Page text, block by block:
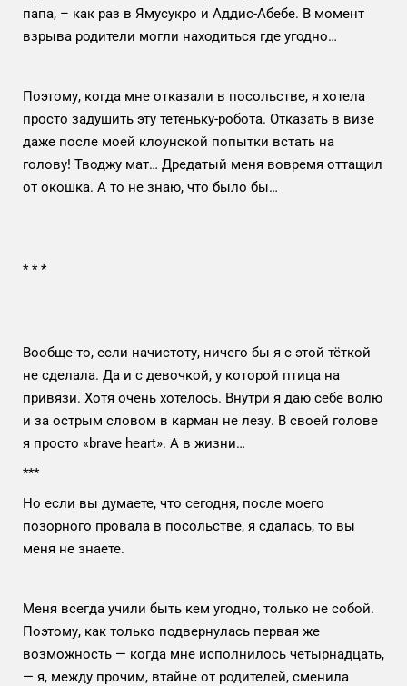
папа, – как раз в Ямусукро и Аддис-Абебе. В момент
взрыва родители могли находиться где угодно…
Поэтому, когда мне отказали в посольстве, я хотела
просто задушить эту тетеньку-робота. Отказать в визе
даже после моей клоунской попытки встать на
голову! Тводжу мат… Дредатый меня вовремя оттащил
от окошка. А то не знаю, что было бы…
* * *
Вообще-то, если начистоту, ничего бы я с этой тёткой
не сделала. Да и с девочкой, у которой птица на
привязи. Хотя очень хотелось. Внутри я даю себе волю
и за острым словом в карман не лезу. В своей голове
я просто «brave heart». А в жизни…
***
Но если вы думаете, что сегодня, после моего
позорного провала в посольстве, я сдалась, то вы
меня не знаете.
Меня всегда учили быть кем угодно, только не собой.
Поэтому, как только подвернулась первая же
возможность — когда мне исполнилось четырнадцать,
— я, между прочим, втайне от родителей, сменила